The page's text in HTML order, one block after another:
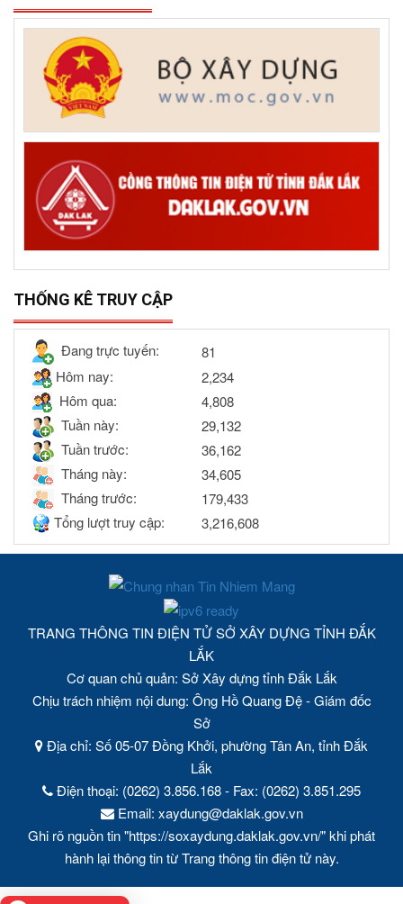
THỐNG KÊ TRUY CẬP
Đang trực tuyến:
81
Hôm nay:
2,234
Hôm qua:
4,808
Tuần này:
29,132
Tuần trước:
36,162
Tháng này:
34,605
Tháng trước:
179,433
Tổng lượt truy cập:
3,216,608
TRANG THÔNG TIN ĐIỆN TỬ SỞ XÂY DỰNG TỈNH ĐẮK
LẮK
Cơ quan chủ quản: Sở Xây dựng tỉnh Đắk Lắk
Chịu trách nhiệm nội dung: Ông Hồ Quang Đệ - Giám đốc
Sở
Địa chỉ: Số 05-07 Đồng Khởi, phường Tân An, tỉnh Đắk
Lắk
Điện thoại: (0262) 3.856.168 - Fax: (0262) 3.851.295
Email: xaydung@daklak.gov.vn
Ghi rõ nguồn tin "https://soxaydung.daklak.gov.vn/" khi phát
hành lại thông tin từ Trang thông tin điện tử này.